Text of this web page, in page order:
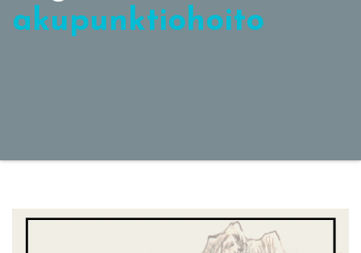
akupunktiohoito